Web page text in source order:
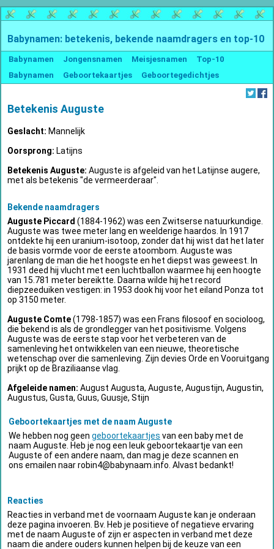
Babynamen: betekenis, bekende naamdragers en top-10
Babynamen Jongensnamen Meisjesnamen
Top-10
Babynamen
Geboortekaartjes Geboortegedichtjes
Betekenis Auguste
Geslacht: Mannelijk
Oorsprong: Latijns
Betekenis Auguste: Auguste is afgeleid van het Latijnse augere,
met als betekenis "de vermeerderaar".
Bekende naamdragers
Auguste Piccard (1884-1962) was een Zwitserse natuurkundige.
Auguste was twee meter lang en weelderige haardos. In 1917
ontdekte hij een uranium-isotoop, zonder dat hij wist dat het later
de basis vormde voor de eerste atoombom. Auguste was
jarenlang de man die het hoogste en het diepst was geweest. In
1931 deed hij vlucht met een luchtballon waarmee hij een hoogte
van 15.781 meter bereiktte. Daarna wilde hij het record
diepzeeduiken vestigen: in 1953 dook hij voor het eiland Ponza tot
op 3150 meter.
Auguste Comte(1798-1857) was een Frans filosoof en socioloog,
die bekend is als de grondlegger van het positivisme. Volgens
Auguste was de eerste stap voor het verbeteren van de
samenleving het ontwikkelen van een nieuwe, theoretische
wetenschap over die samenleving. Zijn devies Orde en Vooruitgang
prijkt op de Braziliaanse vlag.
Afgeleide namen: August Augusta, Auguste, Augustijn, Augustin,
Augustus, Gusta, Guus, Guusje, Stijn
Geboortekaartjes met de naam Auguste
We hebben nog geen geboortekaartjes van een baby met de
naam Auguste. Heb je nog een leuk geboortekaartje van een
Auguste of een andere naam, dan mag je deze scannen en
ons emailen naarrobin4@babynaam.info . Alvast bedankt!
Reacties
Reacties in verband met de voornaam Auguste kan je onderaan
deze pagina invoeren. Bv. Heb je positieve of negatieve ervaring
met de naam Auguste of zijn er aspecten in verband met deze
naam die andere ouders kunnen helpen bij de keuze van een